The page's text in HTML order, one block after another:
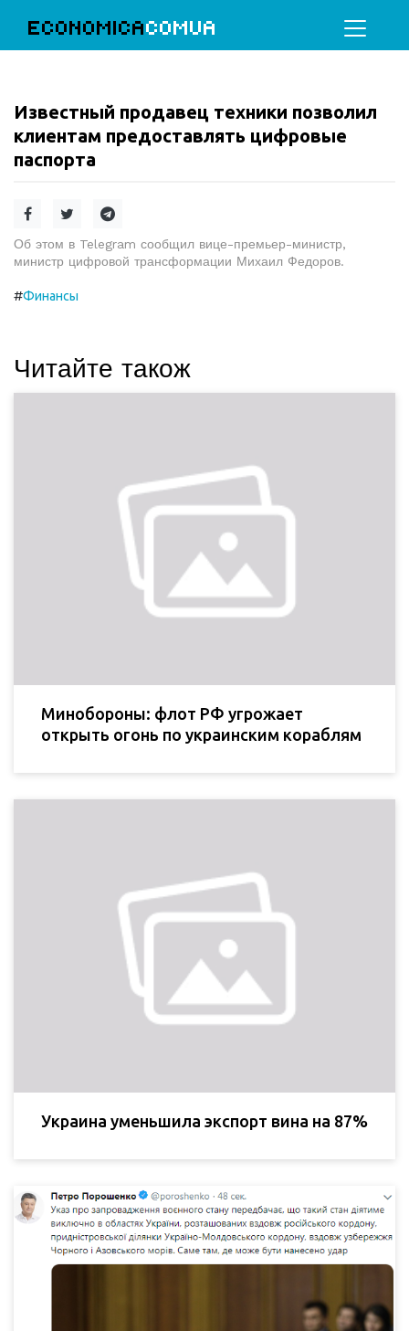
ECONOMICACOMUA
Известный продавец техники позволил
клиентам предоставлять цифровые
паспорта
Об этом в Telegram сообщил вице-премьер-министр,
министр цифровой трансформации Михаил Федоров.
#Финансы
Читайте також
Минобороны: флот РФ угрожает
открыть огонь по украинским кораблям
Украина уменьшила экспорт вина на 87%